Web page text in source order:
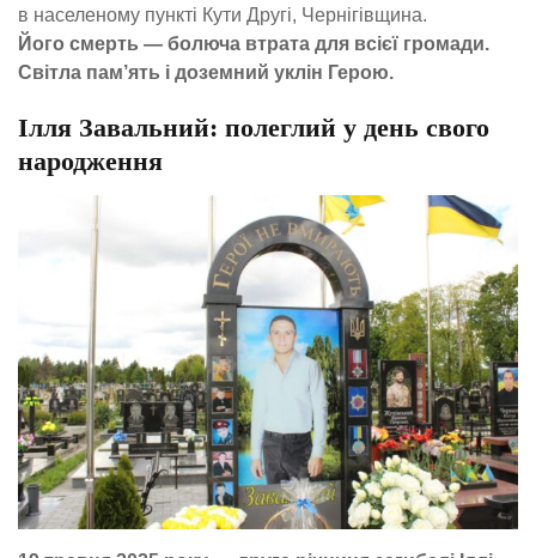
в населеному пункті Кути Другі, Чернігівщина.
Його смерть — болюча втрата для всієї громади.
Світла пам’ять і доземний уклін Герою.
Ілля Завальний: полеглий у день свого
народження